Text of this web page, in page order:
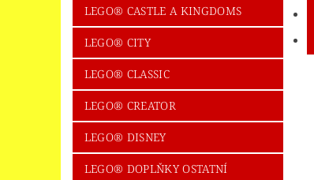
LEGO® CASTLE A KINGDOMS
LEGO® CITY
LEGO® CLASSIC
LEGO® CREATOR
LEGO® DISNEY
LEGO® DOPLŇKY OSTATNÍ